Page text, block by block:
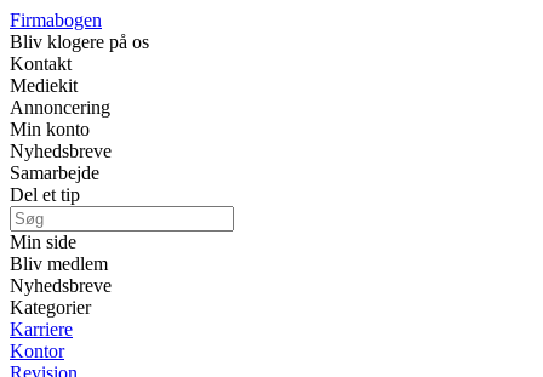
Firmabogen
Bliv klogere på os
Kontakt
Mediekit
Annoncering
Min konto
Nyhedsbreve
Samarbejde
Del et tip
Min side
Bliv medlem
Nyhedsbreve
Kategorier
Karriere
Kontor
Revision